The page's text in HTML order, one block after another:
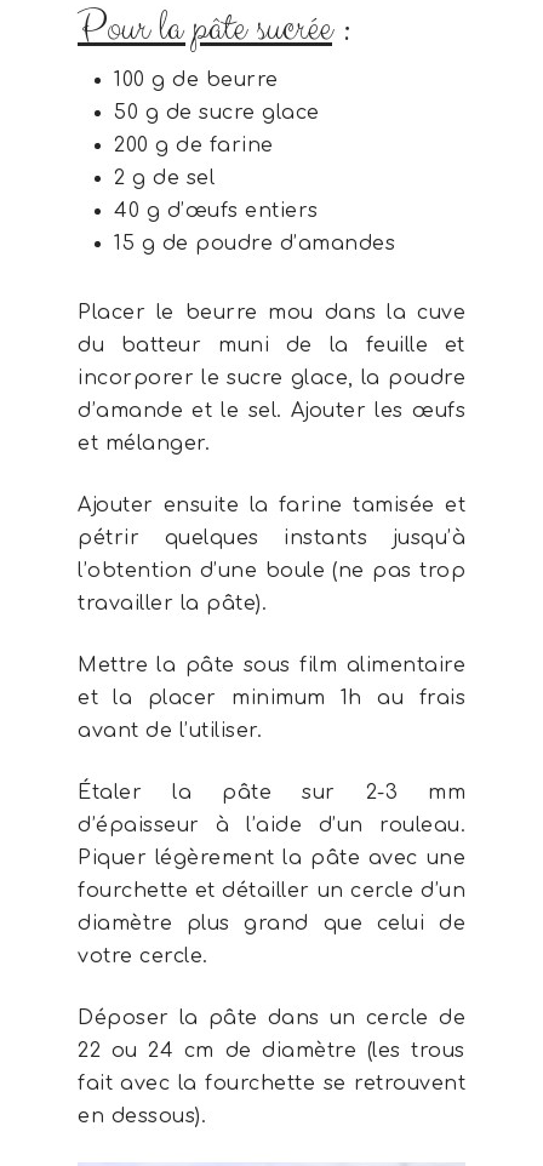
Pour la pâte sucrée:
100 g de beurre
50 g de sucre glace
200 g de farine
2 g de sel
40 g d’œufs entiers
15 g de poudre d’amandes
Placer le beurre mou dans la cuve
du batteur muni de la feuille et
incorporer le sucre glace, la poudre
d’amande et le sel. Ajouter les œufs
et mélanger.
Ajouter ensuite la farine tamisée et
pétrir quelques instants jusqu’à
l’obtention d’une boule (ne pas trop
travailler la pâte).
Mettre la pâte sous film alimentaire
et la placer minimum 1h au frais
avant de l’utiliser.
Étaler la pâte sur 2-3 mm
d’épaisseur à l’aide d’un rouleau.
Piquer légèrement la pâte avec une
fourchette et détailler un cercle d’un
diamètre plus grand que celui de
votre cercle.
Déposer la pâte dans un cercle de
22 ou 24 cm de diamètre (les trous
fait avec la fourchette se retrouvent
en dessous).